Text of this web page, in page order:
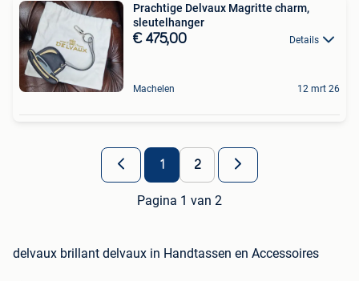
Prachtige Delvaux Magritte charm,
sleutelhanger
€ 475,00 Details
Machelen 12 mrt 26
1 2
Pagina 1 van 2
delvaux brillant delvaux in Handtassen en Accessoires